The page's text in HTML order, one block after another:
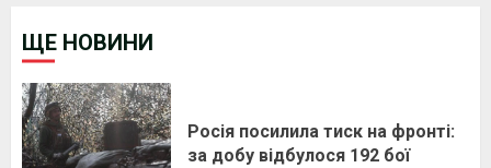
ЩЕ НОВИНИ
Росія посилила тиск на фронті:
за добу відбулося 192 бої